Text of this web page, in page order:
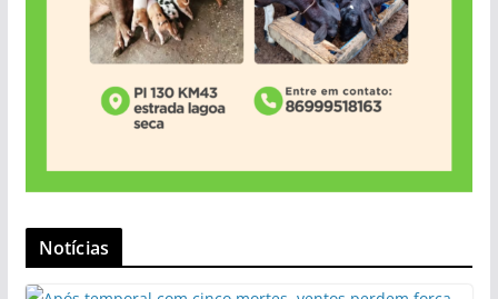
Notícias